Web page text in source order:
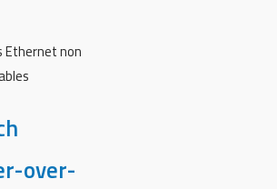
Ethernet non
over-